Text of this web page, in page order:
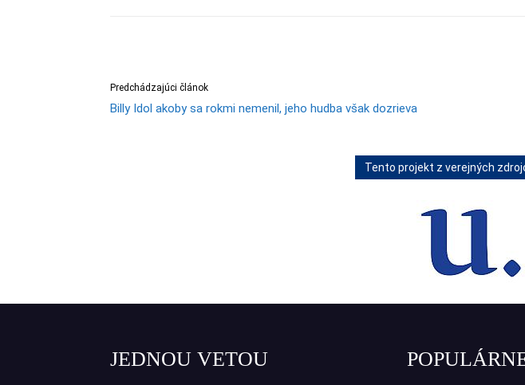
Predchádzajúci článok
Billy Idol akoby sa rokmi nemenil, jeho hudba však dozrieva
Tento projekt z verejných
JEDNOU VETOU